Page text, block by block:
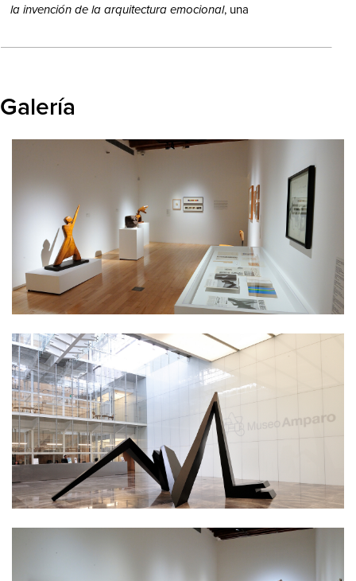
la invención de la arquitectura emocional, una
a 1990. La exposición contó con casi 400 obras, desde
teórico y estético creado por Goeritz.
Galería